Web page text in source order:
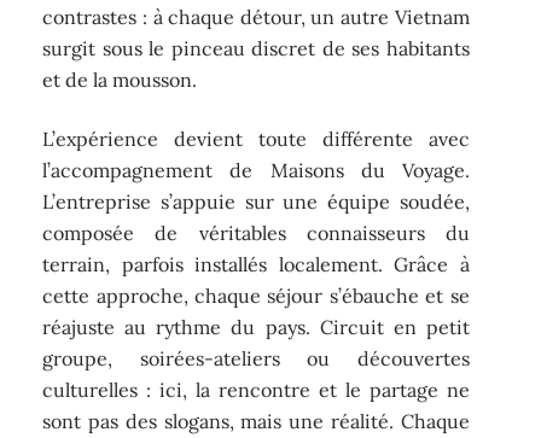
contrastes : à chaque détour, un autre Vietnam
surgit sous le pinceau discret de ses habitants
et de la mousson.
L’expérience devient toute différente avec
l’accompagnement de Maisons du Voyage.
L’entreprise s’appuie sur une équipe soudée,
composée de véritables connaisseurs du
terrain, parfois installés localement. Grâce à
cette approche, chaque séjour s’ébauche et se
réajuste au rythme du pays. Circuit en petit
groupe, soirées-ateliers ou découvertes
culturelles : ici, la rencontre et le partage ne
sont pas des slogans, mais une réalité. Chaque